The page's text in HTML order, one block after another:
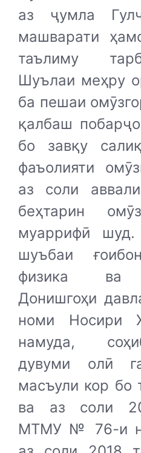
аз ҷумла
машварати
таълиму
Шуълаи меҳру
ба пешаи
қалбаш
бо завқу
фаъолияти
аз соли
беҳтарин
муаррифӣ
шуъбаи
физика ва
Донишгоҳи
номи Носири
намуда,
дувуми олӣ
масъули кор бо
ва аз соли
МТМУ № 76-и